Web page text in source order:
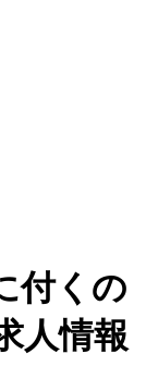
付く の
人情報